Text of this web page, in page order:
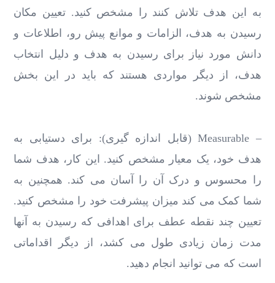
به این هدف تلاش کنند را مشخص کنید. تعیین مکان
رسیدن به هدف، الزامات و موانع پیش رو، اطلاعات و
دانش مورد نیاز برای رسیدن به هدف و دلیل انتخاب
هدف، از دیگر مواردی هستند که باید در این بخش
مشخص شوند.
– Measurable (قابل اندازه گیری): برای دستیابی به
هدف خود، یک معیار مشخص کنید. این کار، هدف شما
را محسوس و درک آن را آسان می کند. همچنین به
شما کمک می کند میزان پیشرفت خود را مشخص کنید.
تعیین چند نقطه عطف برای اهدافی که رسیدن به آنها
مدت زمان زیادی طول می کشد، از دیگر اقداماتی
است که می توانید انجام دهید.